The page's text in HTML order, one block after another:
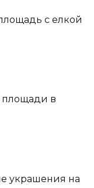
с елкой
площади в
украшения на